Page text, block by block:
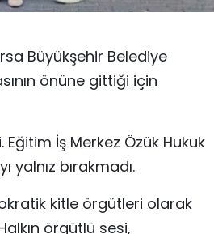
Büyükşehir Belediye
önüne gittiği için
İş Merkez Özük Hukuk
yalnız bırakmadı.
kitle örgütleri olarak
örgütlü sesi,